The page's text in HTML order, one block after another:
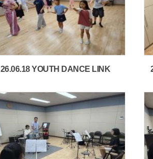
26.06.18 YOUTH DANCE LINK